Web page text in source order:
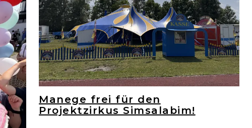
Manege frei für den
Projektzirkus Simsalabim!